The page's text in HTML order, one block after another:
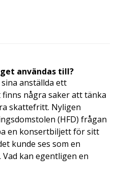
användas till?
anställda ett
några saker att tänka
skattefritt. Nyligen
(HFD) frågan
en konsertbiljett för sitt
kunde ses som en
kan egentligen en